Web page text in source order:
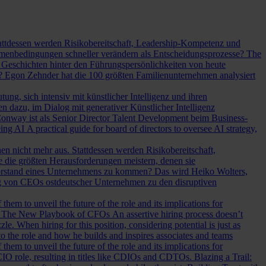
werden Risikobereitschaft, Leadership-Kompetenz und
schneller verändern als Entscheidungsprozesse? The
hinter den Führungspersönlichkeiten von heute
Zehnder hat die 100 größten Familienunternehmen analysiert
sich intensiv mit künstlicher Intelligenz und ihren
dazu, im Dialog mit generativer Künstlicher Intelligenz
ist als Senior Director Talent Development beim Business-
AI A practical guide for board of directors to oversee AI strategy,
nicht mehr aus. Stattdessen werden Risikobereitschaft,
größten Herausforderungen meistern, denen sie
eines Unternehmens zu kommen? Das wird Heiko Wolters,
CEOs ostdeutscher Unternehmen zu den disruptiven
to unveil the future of the role and its implications for
The New Playbook of CFOs An assertive hiring process doesn’t
When hiring for this position, considering potential is just as
role and how he builds and inspires associates and teams
to unveil the future of the role and its implications for
role, resulting in titles like CDIOs and CDTOs. Blazing a Trail: